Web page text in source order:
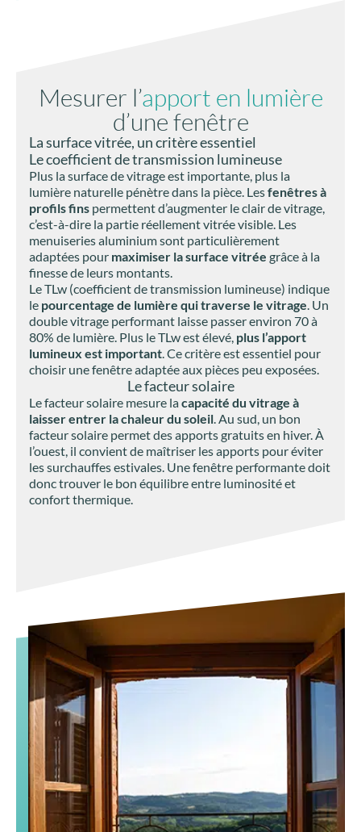
Mesurer l’apport en lumière
d’une fenêtre
La surface vitrée, un critère essentiel
Le coefficient de transmission lumineuse
Plus la surface de vitrage est importante, plus la
lumière naturelle pénètre dans la pièce. Lesfenêtres à
profils fins permettent d’augmenter le clair de vitrage,
c’est-à-dire la partie réellement vitrée visible. Les
menuiseries aluminium sont particulièrement
adaptées pour maximiser la surface vitrée grâce à la
finesse de leurs montants.
Le TLw (coefficient de transmission lumineuse) indique
le pourcentage de lumière qui traverse le vitrage . Un
double vitrage performant laisse passer environ 70 à
80% de lumière. Plus le TLw est élevé, plus l’apport
lumineux est important . Ce critère est essentiel pour
choisir une fenêtre adaptée aux pièces peu exposées.
Le facteur solaire
Le facteur solaire mesure lacapacité du vitrage à
laisser entrer la chaleur du soleil . Au sud, un bon
facteur solaire permet des apports gratuits en hiver. À
l’ouest, il convient de maîtriser les apports pour éviter
les surchauffes estivales. Une fenêtre performante doit
donc trouver le bon équilibre entre luminosité et
confort thermique.